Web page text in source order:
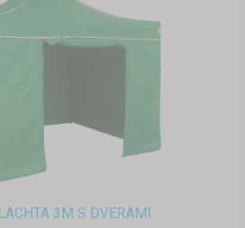
3M S DVERAMI